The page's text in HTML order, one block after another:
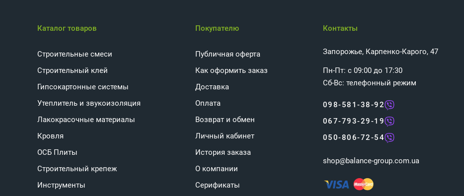
Каталог товаров
Строительные смеси
Строительный клей
Гипсокартонные системы
Утеплитель и звукоизоляция
Лакокрасочные материалы
Кровля
ОСБ Плиты
Строительный крепеж
Инструменты
Покупателю
Публичная оферта
Как оформить заказ
Доставка
Оплата
Возврат и обмен
Личный кабинет
История заказа
О компании
Серификаты
Контакты
Запорожье, Карпенко-Карого, 47
Пн-Пт: с 09:00 до 17:30
Сб-Вс: телефонный режим
098-581-38-92
067-793-29-19
050-806-72-54
shop@balance-group.com.ua